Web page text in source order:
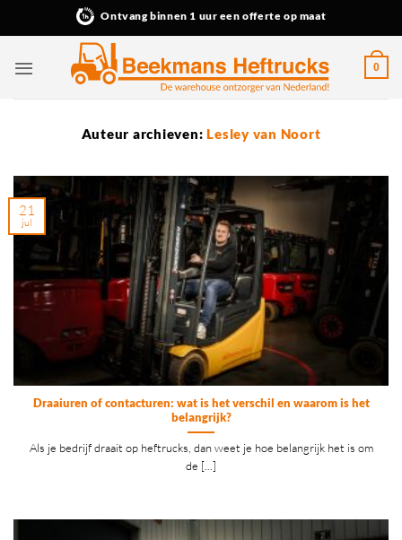
Ontvang binnen 1 uur een offerte op maat
0
Auteur archieven:Lesley van Noort
Draaiuren of contacturen: wat is het verschil en waarom is het
belangrijk?
Als je bedrijf draait op heftrucks, dan weet je hoe belangrijk het is om
de [...]
21
jul